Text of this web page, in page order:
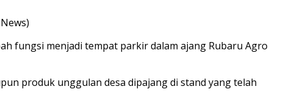
fungsi menjadi tempat parkir dalam ajang Rubaru Agro
produk unggulan desa dipajang di stand yang telah